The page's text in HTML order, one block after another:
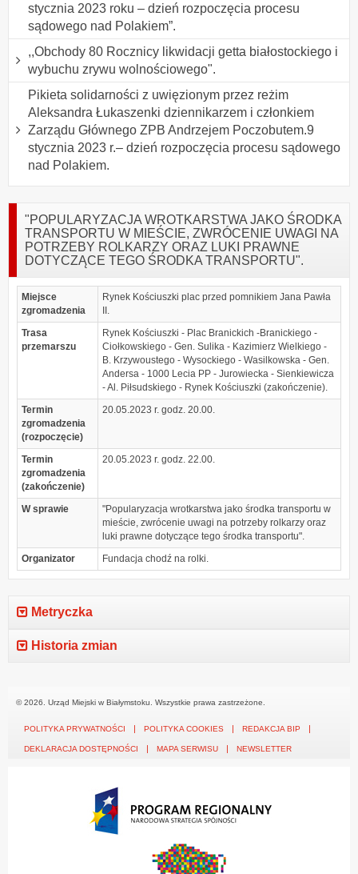
stycznia 2023 roku – dzień rozpoczęcia procesu
sądowego nad Polakiem”.
,,Obchody 80 Rocznicy likwidacji getta białostockiego i
wybuchu zrywu wolnościowego".
Pikieta solidarności z uwięzionym przez reżim
Aleksandra Łukaszenki dziennikarzem i członkiem
Zarządu Głównego ZPB Andrzejem Poczobutem.9
stycznia 2023 r.– dzień rozpoczęcia procesu sądowego
nad Polakiem.
"POPULARYZACJA WROTKARSTWA JAKO ŚRODKA
TRANSPORTU W MIEŚCIE, ZWRÓCENIE UWAGI NA
POTRZEBY ROLKARZY ORAZ LUKI PRAWNE
DOTYCZĄCE TEGO ŚRODKA TRANSPORTU".
Miejsce
zgromadzenia
Rynek Kościuszki plac przed pomnikiem Jana Pawła
II.
Trasa
przemarszu
Rynek Kościuszki - Plac Branickich -Branickiego -
Ciołkowskiego - Gen. Sulika - Kazimierz Wielkiego -
B. Krzywoustego - Wysockiego - Wasilkowska - Gen.
Andersa - 1000 Lecia PP - Jurowiecka - Sienkiewicza
- Al. Piłsudskiego - Rynek Kościuszki (zakończenie).
Termin
zgromadzenia
(rozpoczęcie)
20.05.2023 r. godz. 20.00.
Termin
zgromadzenia
(zakończenie)
20.05.2023 r. godz. 22.00.
W sprawie
"Popularyzacja wrotkarstwa jako środka transportu w
mieście, zwrócenie uwagi na potrzeby rolkarzy oraz
luki prawne dotyczące tego środka transportu".
Organizator
Fundacja chodź na rolki.
Metryczka
Historia zmian
© 2026. Urząd Miejski w Białymstoku. Wszystkie prawa zastrzeżone.
POLITYKA PRYWATNOŚCI POLITYKA COOKIES REDAKCJA BIP
DEKLARACJA DOSTĘPNOŚCI MAPA SERWISU NEWSLETTER